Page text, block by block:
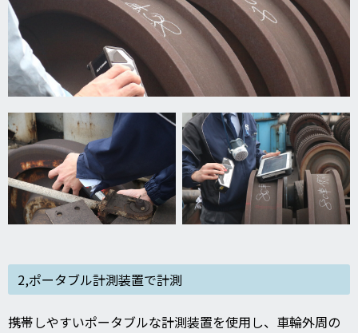
2,ポータブル計測装置で計測
携帯しやすいポータブルな計測装置を使用し、車輪外周の